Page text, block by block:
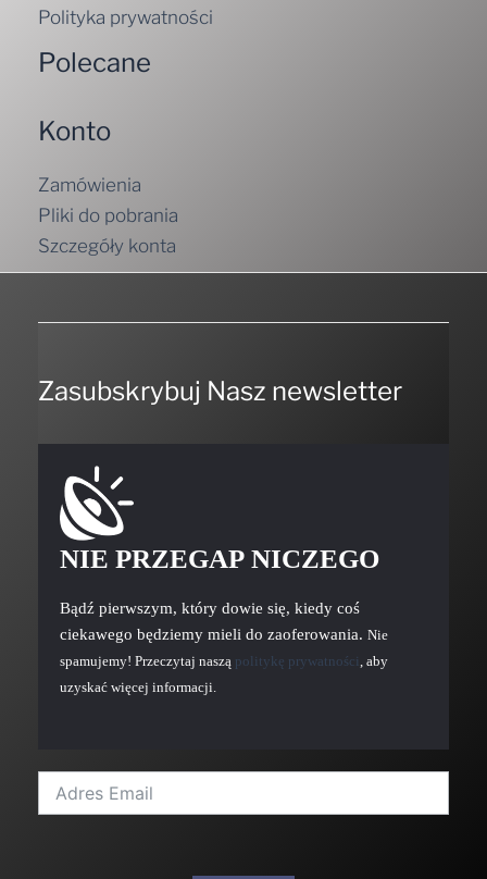
Polityka prywatności
Polecane
Konto
Zamówienia
Pliki do pobrania
Szczegóły konta
Zasubskrybuj Nasz newsletter
NIE PRZEGAP NICZEGO
Bądź pierwszym, który dowie się, kiedy coś
ciekawego będziemy mieli do zaoferowania. Nie
spamujemy! Przeczytaj naszą politykę prywatności, aby
uzyskać więcej informacji.